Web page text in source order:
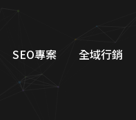
SEO專案 全域行銷